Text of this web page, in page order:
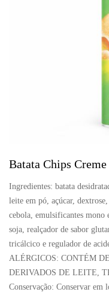
Batata Chips
Ingredientes: batata
leite em pó, açúcar,
cebola, emulsificantes mono
soja, realçador de sabor
tricálcico e regulador de
ALÉRGICOS: CONTÉM
DERIVADOS DE LEITE,
Conservação: Conservar em